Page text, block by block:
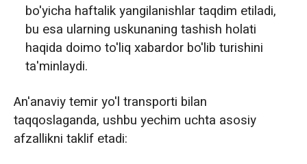
bo'yicha haftalik yangilanishlar taqdim etiladi,
bu esa ularning uskunaning tashish holati
haqida doimo to'liq xabardor bo'lib turishini
ta'minlaydi.
An'anaviy temir yo'l transporti bilan
taqqoslaganda, ushbu yechim uchta asosiy
afzallikni taklif etadi: